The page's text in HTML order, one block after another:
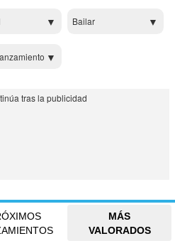
Bailar
MÁS
VALORADOS